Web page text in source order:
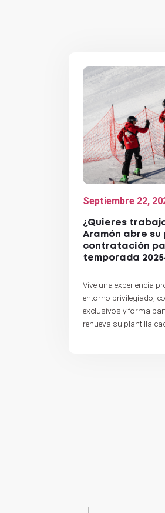
Septiembre 22,
¿Quieres
Aramón abre su
contratación
temporada
Vive una experiencia
entorno privilegiado,
exclusivos y forma
renueva su plantilla